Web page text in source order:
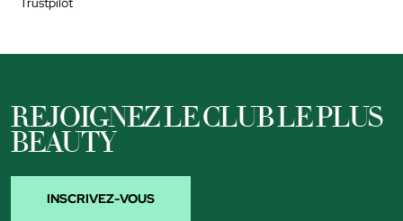
REJOIGNEZ LE CLUB LE PLUS
BEAUTY
INSCRIVEZ-VOUS